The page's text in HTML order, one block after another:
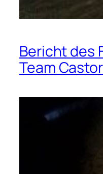
Bericht des
Team